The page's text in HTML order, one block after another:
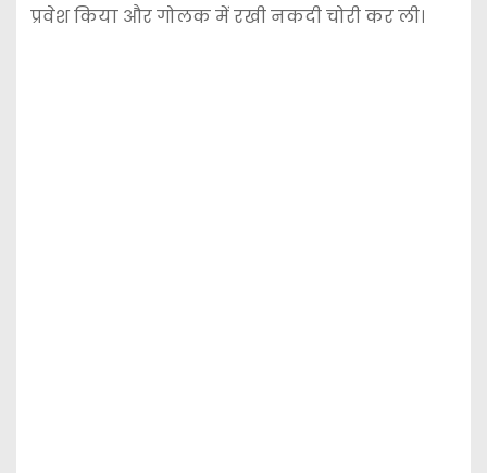
प्रवेश किया और गोलक में रखी नकदी चोरी कर ली।